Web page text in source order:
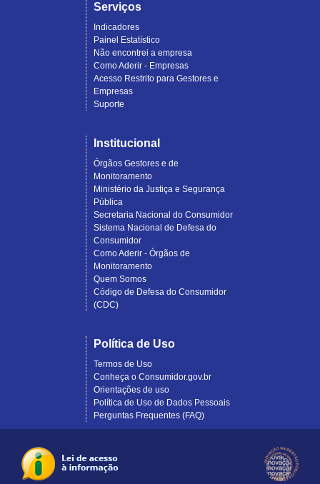
Serviços
Indicadores
Painel Estatístico
Não encontrei a empresa
Como Aderir - Empresas
Acesso Restrito para Gestores e
Empresas
Suporte
Institucional
Órgãos Gestores e de
Monitoramento
Ministério da Justiça e Segurança
Pública
Secretaria Nacional do Consumidor
Sistema Nacional de Defesa do
Consumidor
Como Aderir - Órgãos de
Monitoramento
Quem Somos
Código de Defesa do Consumidor
(CDC)
Política de Uso
Termos de Uso
Conheça o Consumidor.gov.br
Orientações de uso
Política de Uso de Dados Pessoais
Perguntas Frequentes (FAQ)